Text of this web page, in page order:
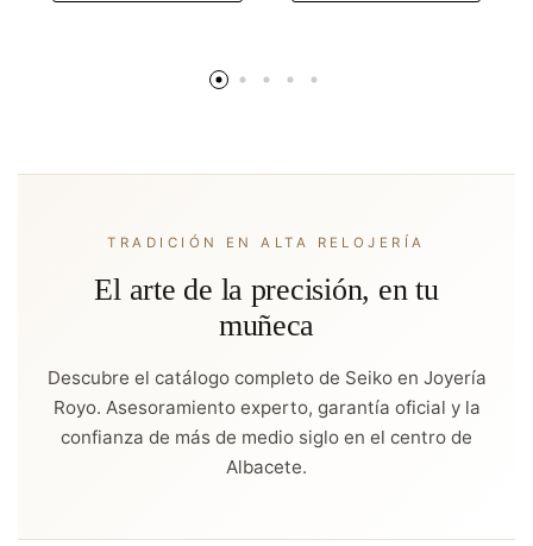
TRADICIÓN EN ALTA RELOJERÍA
El arte de la precisión, en tu
muñeca
Descubre el catálogo completo de Seiko en Joyería
Royo. Asesoramiento experto, garantía oficial y la
confianza de más de medio siglo en el centro de
Albacete.